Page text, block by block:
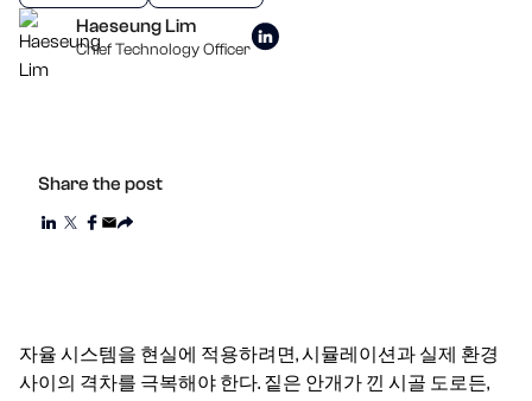
Haeseung Lim
Chief Technology Officer
Share the post
자율 시스템을 현실에 적용하려면, 시뮬레이션과 실제 환경
사이의 격차를 극복해야 한다. 짙은 안개가 낀 시골 도로든,